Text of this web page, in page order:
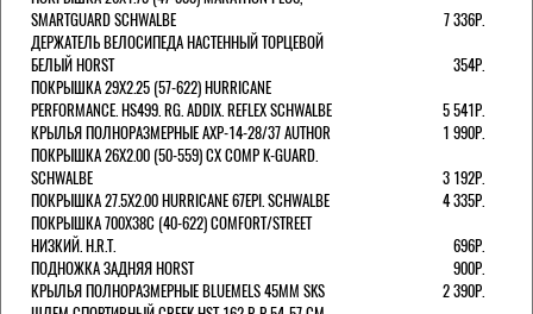
SMARTGUARD SCHWALBE
7 336Р.
ДЕРЖАТЕЛЬ ВЕЛОCИПЕДА НАСТЕННЫЙ ТОРЦЕВОЙ
БЕЛЫЙ HORST
354Р.
ПОКРЫШКА 29X2.25 (57-622) HURRICANE
PERFORMANCE. HS499. RG. ADDIX. REFLEX SCHWALBE
5 541Р.
КРЫЛЬЯ ПОЛНОРАЗМЕРНЫЕ AXP-14-28/37 AUTHOR
1 990Р.
ПОКРЫШКА 26X2.00 (50-559) CX COMP K-GUARD.
SCHWALBE
3 192Р.
ПОКРЫШКА 27.5X2.00 HURRICANE 67EPI. SCHWALBE
4 335Р.
ПОКРЫШКА 700X38С (40-622) COMFORT/STREET
НИЗКИЙ. H.R.T.
696Р.
ПОДНОЖКА ЗАДНЯЯ HORST
900Р.
КРЫЛЬЯ ПОЛНОРАЗМЕРНЫЕ BLUEMELS 45MM SKS
2 390Р.